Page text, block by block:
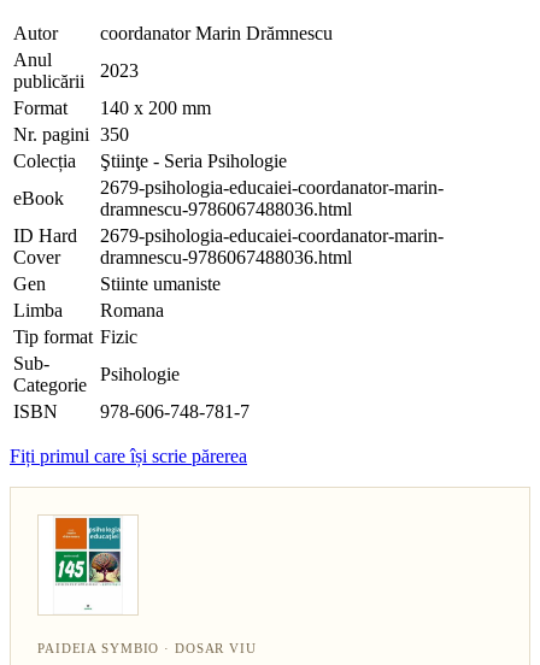
Autor
coordanator Marin Drămnescu
Anul
publicării
2023
Format
140 x 200 mm
Nr. pagini 350
Colecția
Ştiinţe - Seria Psihologie
eBook
2679-psihologia-educaiei-coordanator-marin-
dramnescu-9786067488036.html
ID Hard
Cover
2679-psihologia-educaiei-coordanator-marin-
dramnescu-9786067488036.html
Gen
Stiinte umaniste
Limba
Romana
Tip format Fizic
Sub-
Categorie
Psihologie
ISBN
978-606-748-781-7
Fiți primul care își scrie părerea
PAIDEIA SYMBIO · DOSAR VIU